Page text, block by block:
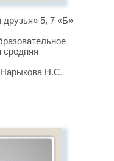
5, 7 «Б»
средняя
Нарыкова Н.С.